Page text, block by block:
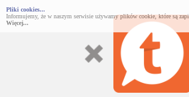
Pliki cookies...
Informujemy, że w naszym serwisie używamy plików cookie, które są
Więcej...